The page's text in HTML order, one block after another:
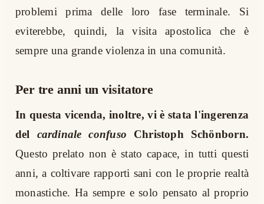
problemi prima delle loro fase terminale. Si
eviterebbe, quindi, la visita apostolica che è
sempre una grande violenza in una comunità.
Per tre anni un visitatore
In questa vicenda, inoltre, vi è stata l'ingerenza
del cardinale confuso Christoph Schönborn.
Questo prelato non è stato capace, in tutti questi
anni, a coltivare rapporti sani con le proprie realtà
monastiche. Ha sempre e solo pensato al proprio